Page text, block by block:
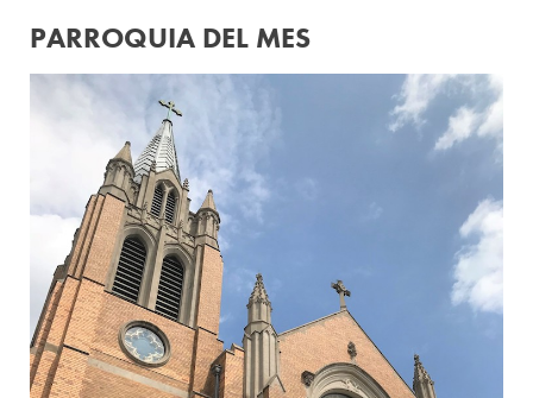
PARROQUIA DEL MES